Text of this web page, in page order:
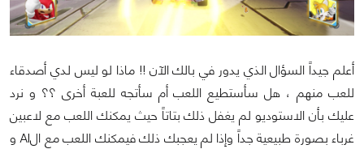
أعلم جيداً السؤال الذي يدور في بالك الآن !! ماذا لو ليس لدي أصدقاء
للعب منهم ، هل سأستطيع اللعب أم سأتجه للعبة أخرى ؟؟ و نرد
عليك بأن الاستوديو لم يغفل ذلك بتاتاً حيث يمكنك اللعب مع لاعبين
غرباء بصورة طبيعية جداً وإذا لم يعجبك ذلك فيمكنك اللعب مع الAI و